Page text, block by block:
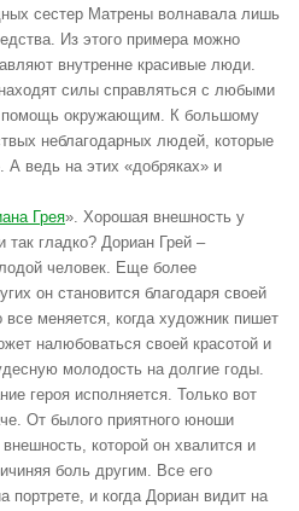
сестер Матрены волнавала лишь
Из этого примера можно
внутренне красивые люди.
силы справляться с любыми
помощь окружающим. К большому
неблагодарных людей, которые
А ведь на этих «добряках» и
Грея». Хорошая внешность у
гладко? Дориан Грей –
человек. Еще более
он становится благодаря своей
все меняется, когда художник пишет
налюбоваться своей красотой и
молодость на долгие годы.
героя исполняется. Только вот
От былого приятного юноши
которой он хвалится и
боль другим. Все его
портрете, и когда Дориан видит на